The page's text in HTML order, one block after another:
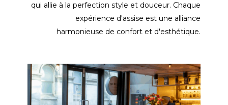
qui allie à la perfection style et douceur. Chaque
expérience d'assise est une alliance
harmonieuse de confort et d'esthétique.